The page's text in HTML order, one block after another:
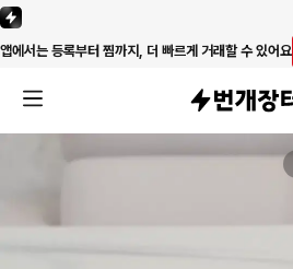
앱에서는 등록부터 찜까지, 더 빠르게 거래할 수 있어요